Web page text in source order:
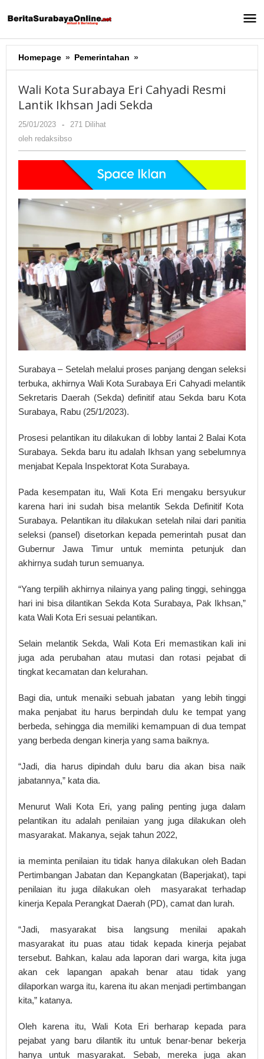
ke
Homepage » Pemerintahan »
Kota
Eri
Cahyadi
Sekda
Wali Kota Surabaya Eri Cahyadi Resmi
Lantik Ikhsan Jadi Sekda
25/01/2023
oleh
redaksibso
-
271 Dilihat
oleh redaksibso
Surabaya – Setelah melalui proses panjang dengan seleksi
terbuka, akhirnya Wali Kota Surabaya Eri Cahyadi melantik
Sekretaris Daerah (Sekda) definitif atau Sekda baru Kota
Surabaya, Rabu (25/1/2023).
Prosesi pelantikan itu dilakukan di lobby lantai 2 Balai Kota
Surabaya. Sekda baru itu adalah Ikhsan yang sebelumnya
menjabat Kepala Inspektorat Kota Surabaya.
Pada kesempatan itu, Wali Kota Eri mengaku bersyukur
karena hari ini sudah bisa melantik Sekda Definitif Kota
Surabaya. Pelantikan itu dilakukan setelah nilai dari panitia
seleksi (pansel) disetorkan kepada pemerintah pusat dan
Gubernur Jawa Timur untuk meminta petunjuk dan
akhirnya sudah turun semuanya.
“Yang terpilih akhirnya nilainya yang paling tinggi, sehingga
hari ini bisa dilantikan Sekda Kota Surabaya, Pak Ikhsan,”
kata Wali Kota Eri sesuai pelantikan.
Selain melantik Sekda, Wali Kota Eri memastikan kali ini
juga ada perubahan atau mutasi dan rotasi pejabat di
tingkat kecamatan dan kelurahan.
Bagi dia, untuk menaiki sebuah jabatan yang lebih tinggi
maka penjabat itu harus berpindah dulu ke tempat yang
berbeda, sehingga dia memiliki kemampuan di dua tempat
yang berbeda dengan kinerja yang sama baiknya.
“Jadi, dia harus dipindah dulu baru dia akan bisa naik
jabatannya,” kata dia.
Menurut Wali Kota Eri, yang paling penting juga dalam
pelantikan itu adalah penilaian yang juga dilakukan oleh
masyarakat. Makanya, sejak tahun 2022,
ia meminta penilaian itu tidak hanya dilakukan oleh Badan
Pertimbangan Jabatan dan Kepangkatan (Baperjakat), tapi
penilaian itu juga dilakukan oleh masyarakat terhadap
kinerja Kepala Perangkat Daerah (PD), camat dan lurah.
“Jadi, masyarakat bisa langsung menilai apakah
masyarakat itu puas atau tidak kepada kinerja pejabat
tersebut. Bahkan, kalau ada laporan dari warga, kita juga
akan cek lapangan apakah benar atau tidak yang
dilaporkan warga itu, karena itu akan menjadi pertimbangan
kita,” katanya.
Oleh karena itu, Wali Kota Eri berharap kepada para
pejabat yang baru dilantik itu untuk benar-benar bekerja
hanya untuk masyarakat. Sebab, mereka juga akan